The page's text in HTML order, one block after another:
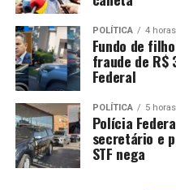
POLÍTICA 4
Fundo de
fraude de R$
Federal
POLÍTICA 5
Polícia
secretário e
STF nega